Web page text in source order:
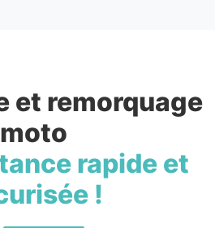
et remorquage
moto
rapide et
!